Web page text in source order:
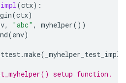
(ctx):
(ctx)
, "abc" , myhelper())
(env)
.make( _myhelper_test_impl
setup function.